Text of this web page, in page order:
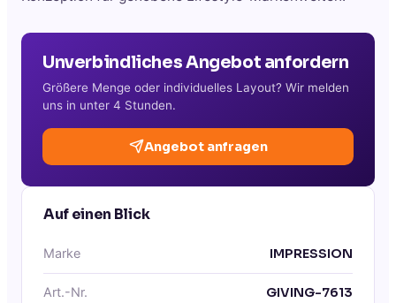
Unverbindliches Angebot anfordern
Größere Menge oder individuelles Layout? Wir melden
uns in unter 4 Stunden.
Angebot anfragen
Auf einen Blick
Marke IMPRESSION
Art.-Nr. GIVING-7613